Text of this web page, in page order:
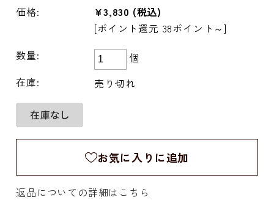
価格: ¥3,830 (税込)
[ポイント還元 38ポイント～]
数量:
個
在庫:
売り切れ
お気に入りに追加
返品についての詳細はこちら